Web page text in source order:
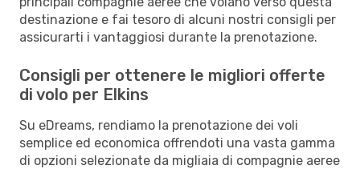
destinazione e fai tesoro di alcuni nostri consigli per
assicurarti i vantaggiosi durante la prenotazione.
Consigli per ottenere le migliori offerte
di volo per Elkins
Su eDreams, rendiamo la prenotazione dei voli
semplice ed economica offrendoti una vasta gamma
di opzioni selezionate da migliaia di compagnie aeree